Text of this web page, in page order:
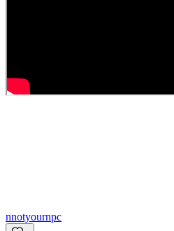
nnotyournpc